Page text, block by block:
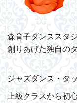
森育子ダンススタ
創りあげた独自の
ジャズダンス・タ
上級クラスから初